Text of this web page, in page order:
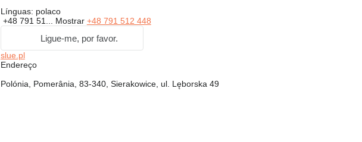
Línguas: polaco
+48 791 51... Mostrar +48 791 512 448
Ligue-me, por favor.
slue.pl
Endereço
Polónia, Pomerânia, 83-340, Sierakowice, ul. Lęborska 49